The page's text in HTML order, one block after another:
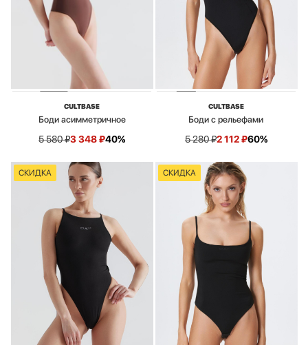
CULTBASE
Боди асимметричное
5 580₽3 348₽40%
CULTBASE
Боди с рельефами
5 280₽2 112₽60%
СКИДКА СКИДКА